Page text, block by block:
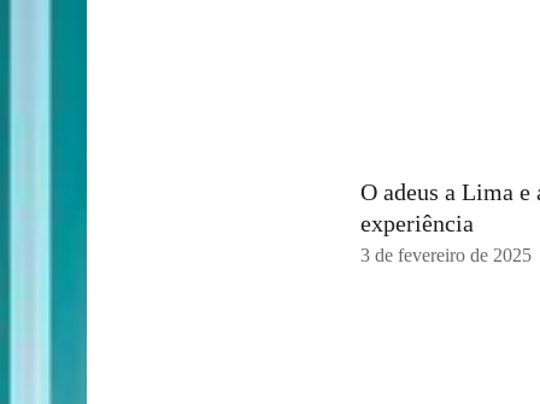
O adeus a Lima e
experiência
3 de fevereiro de 2025